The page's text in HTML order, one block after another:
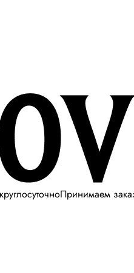
Принимаем